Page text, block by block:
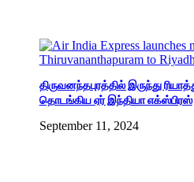
திருவனந்தபுரத்தில் இருந்து
தொடங்கிய ஏர் இந்தியா எக்ஸ்பிரஸ்
September 11, 2024